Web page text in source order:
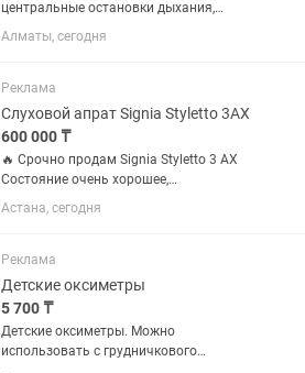
центральные остановки дыхания,
ХОБЛ, гиповентиляция на фоне
ожирения, лечение/реабилитация
Дополнительная информация по
запросу....
Алматы, сегодня
Реклама
Слуховой апрат Signia Styletto 3AX
600 000 ₸
🔥 Срочно продам Signia Styletto 3 AX
Состояние очень хорошее,
пользовались всего 4 месяца.
Оригинал, премиальная модель.
Bluetooth ✅ Подключается к iPhone /...
Астана, сегодня
Реклама
Детские оксиметры
5 700 ₸
Детские оксиметры. Можно
использовать с грудничкового